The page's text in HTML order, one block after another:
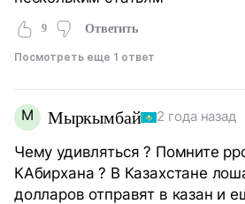
9 Ответить
Посмотреть еще 1 ответ
М Мыркымбай 2 года назад
Чему удивляться ? Помните
КАбирхана ? В Казахстане
долларов отправят в казан и